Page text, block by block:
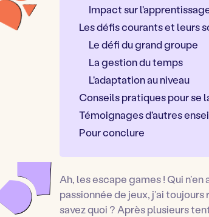
Impact sur
Les défis courants et leurs
Le défi du grand groupe
La gestion du temps
L'adaptation au niveau
Conseils pratiques pour se
Témoignages d'autres
Pour conclure
Ah, les escape games ! Qui
passionnée de jeux, j’ai
savez quoi ? Après plusieurs